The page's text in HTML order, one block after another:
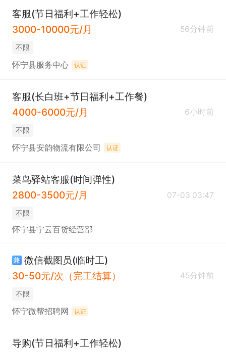
客服(节日福利+工作轻松)
3000-10000元/月
56分钟前
不限
怀宁县服务中心 认证
客服(长白班+节日福利+工作餐)
4000-6000元/月
6小时前
不限
怀宁县安韵物流有限公司 认证
菜鸟驿站客服(时间弹性)
2800-3500元/月
07-03 03:47
不限
怀宁县宁云百货经营部
兼 微信截图员(临时工)
30-50元/次（完工结算）
45分钟前
不限
怀宁微帮招聘网 认证
导购(节日福利+工作轻松)